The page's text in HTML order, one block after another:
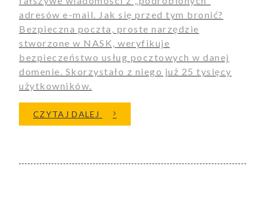
adresów e-mail. Jak się przed tym bronić?
Bezpieczna poczta, proste narzędzie
stworzone w NASK, weryfikuje
bezpieczeństwo usług pocztowych w danej
domenie. Skorzystało z niego już 25 tysięcy
użytkowników.
CZYTAJ DALEJ O CZY ŁATWO PODSZYĆ SIĘ